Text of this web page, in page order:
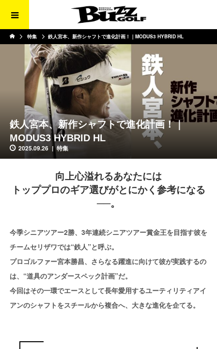
特集 鉄人宮本、新作シャフトで進化計画！｜MODUS3 HYBRID HL
鉄人宮本、新作シャフトで進化計画！｜
MODUS3 HYBRID HL
2025.09.26 特集
向上心溢れるあなたには
トッププロのギア選びがとにかく参考になる
──。
今季シニアツアー2勝、3年連続シニアツアー賞金王を目指す彼を
チームセリザワでは“鉄人”と呼ぶ。
プロゴルファー宮本勝昌、さらなる躍進に向けて彼が実践するの
は、“道具のアンダースペック計画”だ。
今回はその一環でエースとして長年愛用するユーティリティアイ
アンのシャフトをスチールから複合へ、大きな進化を企てる。